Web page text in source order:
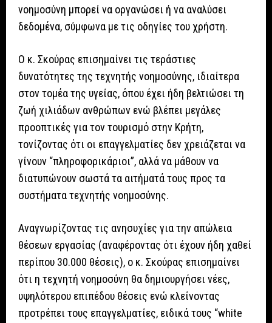
νοημοσύνη μπορεί να οργανώσει ή να αναλύσει
δεδομένα, σύμφωνα με τις οδηγίες του χρήστη.
Ο κ. Σκούρας επισημαίνει τις τεράστιες
δυνατότητες της τεχνητής νοημοσύνης, ιδιαίτερα
στον τομέα της υγείας, όπου έχει ήδη βελτιώσει τη
ζωή χιλιάδων ανθρώπων ενώ βλέπει μεγάλες
προοπτικές για τον τουρισμό στην Κρήτη,
τονίζοντας ότι οι επαγγελματίες δεν χρειάζεται να
γίνουν “πληροφορικάριοι”, αλλά να μάθουν να
διατυπώνουν σωστά τα αιτήματά τους προς τα
συστήματα τεχνητής νοημοσύνης.
Αναγνωρίζοντας τις ανησυχίες για την απώλεια
θέσεων εργασίας (αναφέροντας ότι έχουν ήδη χαθεί
περίπου 30.000 θέσεις), ο κ. Σκούρας επισημαίνει
ότι η τεχνητή νοημοσύνη θα δημιουργήσει νέες,
υψηλότερου επιπέδου θέσεις ενώ κλείνοντας
προτρέπει τους επαγγελματίες, ειδικά τους “white